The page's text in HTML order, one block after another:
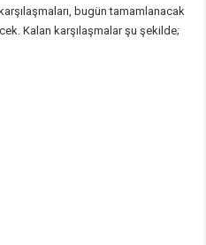
bugün tamamlanacak
Kalan karşılaşmalar şu şekilde;